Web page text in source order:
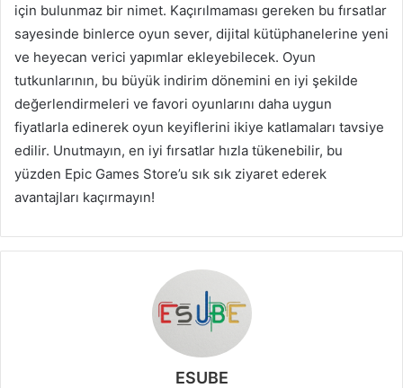
için bulunmaz bir nimet. Kaçırılmaması gereken bu fırsatlar
sayesinde binlerce oyun sever, dijital kütüphanelerine yeni
ve heyecan verici yapımlar ekleyebilecek. Oyun
tutkunlarının, bu büyük indirim dönemini en iyi şekilde
değerlendirmeleri ve favori oyunlarını daha uygun
fiyatlarla edinerek oyun keyiflerini ikiye katlamaları tavsiye
edilir. Unutmayın, en iyi fırsatlar hızla tükenebilir, bu
yüzden Epic Games Store’u sık sık ziyaret ederek
avantajları kaçırmayın!
ESUBE